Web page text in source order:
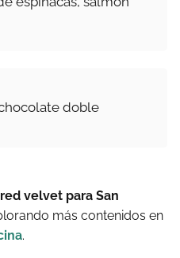
doble
velvet para San
más contenidos en
.